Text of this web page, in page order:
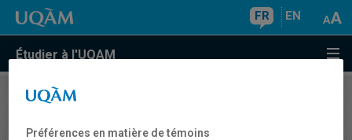
FR EN
Étudier à l'UQAM
COURS//
Préférences en matière de témoins